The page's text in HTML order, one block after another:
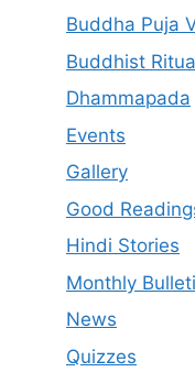
Buddha Puja
Buddhist
Dhammapada
Events
Gallery
Good
Hindi Stories
Monthly
News
Quizzes